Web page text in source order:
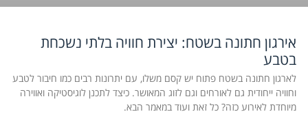
אירגון חתונה בשטח: יצירת חוויה בלתי נשכחת
בטבע
לארגון חתונה בשטח פתוח יש קסם משלו, עם יתרונות רבים כמו חיבור לטבע
וחוויה ייחודית גם לאורחים וגם לזוג המאושר. כיצד לתכנן לוגיסטיקה ואווירה
מיוחדת לאירוע כזה? כל זאת ועוד במאמר הבא.